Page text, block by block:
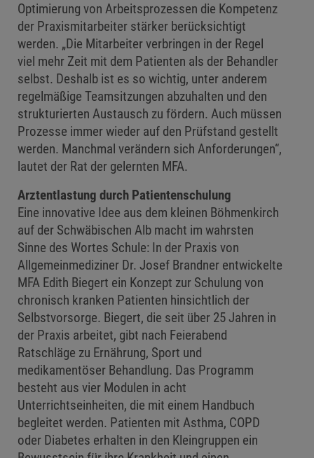
Optimierung von Arbeitsprozessen die Kompetenz
der Praxismitarbeiter stärker berücksichtigt
werden. „Die Mitarbeiter verbringen in der Regel
viel mehr Zeit mit dem Patienten als der Behandler
selbst. Deshalb ist es so wichtig, unter anderem
regelmäßige Teamsitzungen abzuhalten und den
strukturierten Austausch zu fördern. Auch müssen
Prozesse immer wieder auf den Prüfstand gestellt
werden. Manchmal verändern sich Anforderungen“,
lautet der Rat der gelernten MFA.
Arztentlastung durch Patientenschulung
Eine innovative Idee aus dem kleinen Böhmenkirch
auf der Schwäbischen Alb macht im wahrsten
Sinne des Wortes Schule: In der Praxis von
Allgemeinmediziner Dr. Josef Brandner entwickelte
MFA Edith Biegert ein Konzept zur Schulung von
chronisch kranken Patienten hinsichtlich der
Selbstvorsorge. Biegert, die seit über 25 Jahren in
der Praxis arbeitet, gibt nach Feierabend
Ratschläge zu Ernährung, Sport und
medikamentöser Behandlung. Das Programm
besteht aus vier Modulen in acht
Unterrichtseinheiten, die mit einem Handbuch
begleitet werden. Patienten mit Asthma, COPD
oder Diabetes erhalten in den Kleingruppen ein